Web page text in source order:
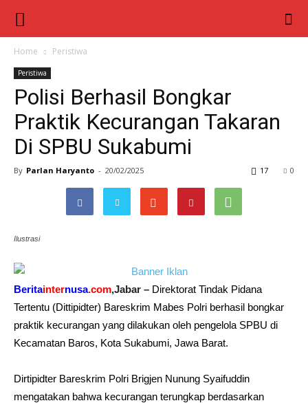
Berita
Inter
Nusa
Home Peristiwa
Peristiwa
Polisi Berhasil Bongkar
Praktik Kecurangan Takaran
Di SPBU Sukabumi
By Parlan Haryanto - 20/02/2025 0
17
Ilustrasi
Beritainternusa.com,Jabar – Direktorat Tindak Pidana
Tertentu (Dittipidter) Bareskrim Mabes Polri berhasil bongkar
praktik kecurangan yang dilakukan oleh pengelola SPBU di
Kecamatan Baros, Kota Sukabumi, Jawa Barat.
Dirtipidter Bareskrim Polri Brigjen Nunung Syaifuddin
mengatakan bahwa kecurangan terungkap berdasarkan